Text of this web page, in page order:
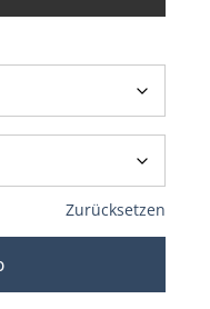
Zurücksetzen
| 120° | KNX,